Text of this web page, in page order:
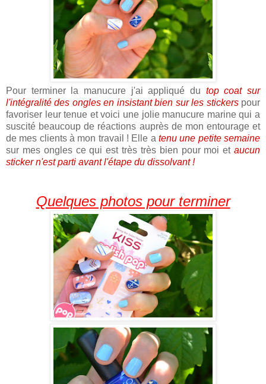
Pour terminer la manucure j'ai appliqué du top coat sur
l'intégralité des ongles en insistant bien sur les stickerspour
favoriser leur tenue et voici une jolie manucure marine qui a
suscité beaucoup de réactions auprès de mon entourage et
de mes clients à mon travail ! Elle a tenu une petite semaine
sur mes ongles ce qui est très très bien pour moi et aucun
sticker n'est parti avant l'étape du dissolvant !
Quelques photos pour terminer